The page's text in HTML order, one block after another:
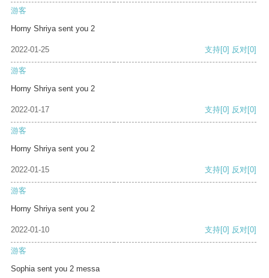
游客
Horny Shriya sent you 2
2022-01-25 支持[0] 反对[0]
游客
Horny Shriya sent you 2
2022-01-17 支持[0] 反对[0]
游客
Horny Shriya sent you 2
2022-01-15 支持[0] 反对[0]
游客
Horny Shriya sent you 2
2022-01-10 支持[0] 反对[0]
游客
Sophia sent you 2 messa